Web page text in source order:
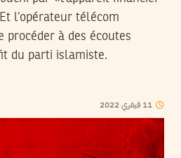
l’opérateur télécom
procéder à des écoutes
du parti islamiste.
11 فيفري2022